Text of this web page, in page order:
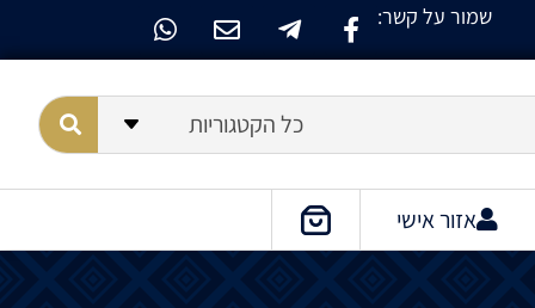
שמור על קשר:
כל הקטגוריות
אזור אישי